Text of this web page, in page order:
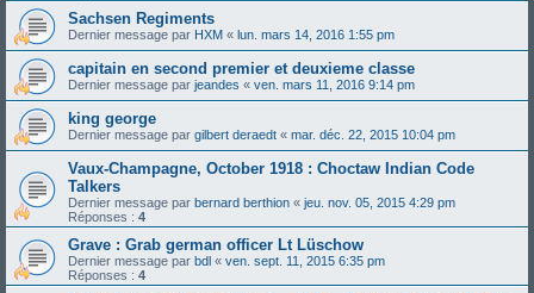
Sachsen Regiments
Dernier message par HXM « lun. mars 14, 2016 1:55 pm
capitain en second premier et deuxieme classe
Dernier message par jeandes « ven. mars 11, 2016 9:14 pm
king george
Dernier message par gilbert deraedt « mar. déc. 22, 2015 10:04 pm
Vaux-Champagne, October 1918 : Choctaw Indian Code
Talkers
Dernier message par bernard berthion « jeu. nov. 05, 2015 4:29 pm
Réponses : 4
Grave : Grab german officer Lt Lüschow
Dernier message par bdl « ven. sept. 11, 2015 6:35 pm
Réponses : 4